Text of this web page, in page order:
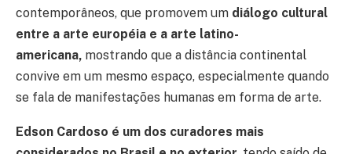
contemporâneos, que promovem um diálogo cultural
entre a arte européia e a arte latino-
americana, mostrando que a distância continental
convive em um mesmo espaço, especialmente quando
se fala de manifestações humanas em forma de arte.
Edson Cardoso é um dos curadores mais